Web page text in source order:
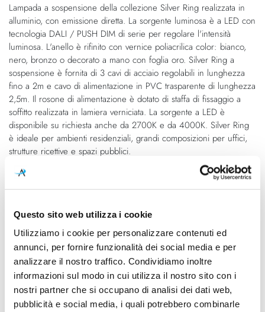
Questo sito web utilizza i cookie
Utilizziamo i cookie per personalizzare contenuti ed
annunci, per fornire funzionalità dei social media e per
analizzare il nostro traffico. Condividiamo inoltre
informazioni sul modo in cui utilizza il nostro sito con i
nostri partner che si occupano di analisi dei dati web,
pubblicità e social media, i quali potrebbero combinarle
galleria
di
immagini
di
immagini
Lampada a sospensione della collezione Silver Ring realizzata in
alluminio, con emissione diretta. La sorgente luminosa è a LED con
tecnologia DALI / PUSH DIM di serie per regolare l'intensità
luminosa. L'anello è rifinito con vernice poliacrilica color: bianco,
nero, bronzo o decorato a mano con foglia oro. Silver Ring a
sospensione è fornita di 3 cavi di acciaio regolabili in lunghezza
fino a 2m e cavo di alimentazione in PVC trasparente di lunghezza
2,5m. Il rosone di alimentazione è dotato di staffa di fissaggio a
soffitto realizzata in lamiera verniciata. La sorgente a LED è
disponibile su richiesta anche da 2700K e da 4000K. Silver Ring
è ideale per ambienti residenziali, grandi composizioni per uffici,
strutture ricettive e spazi pubblici.
Cod.Art.
L08202.080.0402
Designer
Enzo Panzeri, 2016
Dimensioni
Ø 780mm - H 2500mm
Sorgente luminosa
Led
Potenza e attacco
47W - 3000K - 3823Lm -
Lampadina
Integrata